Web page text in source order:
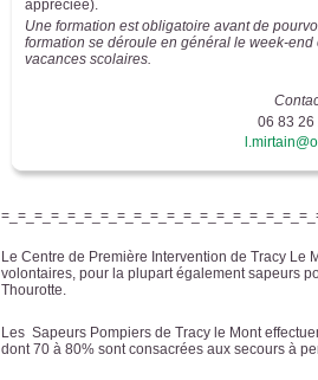
appréciée).
Une formation est obligatoire avant de
formation se déroule en général le week-
vacances scolaires.
06 83 26
Le Centre de Première Intervention de Tracy Le
volontaires, pour la plupart également sapeurs
Thourotte.
Les Sapeurs Pompiers de Tracy le Mont
dont 70 à 80% sont consacrées aux secours à